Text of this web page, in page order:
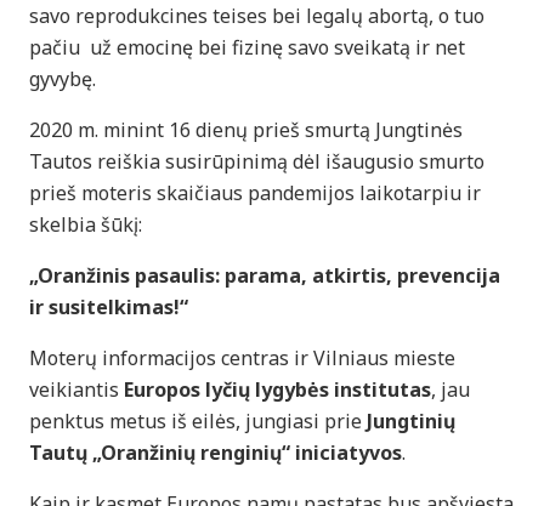
savo reprodukcines teises bei legalų abortą, o tuo
pačiu už emocinę bei fizinę savo sveikatą ir net
gyvybę.
2020 m. minint 16 dienų prieš smurtą Jungtinės
Tautos reiškia susirūpinimą dėl išaugusio smurto
prieš moteris skaičiaus pandemijos laikotarpiu ir
skelbia šūkį:
„Oranžinis pasaulis: parama, atkirtis, prevencija
ir susitelkimas!“
Moterų informacijos centras ir Vilniaus mieste
veikiantis Europos lyčių lygybės institutas, jau
penktus metus iš eilės, jungiasi prie Jungtinių
Tautų „Oranžinių renginių“ iniciatyvos.